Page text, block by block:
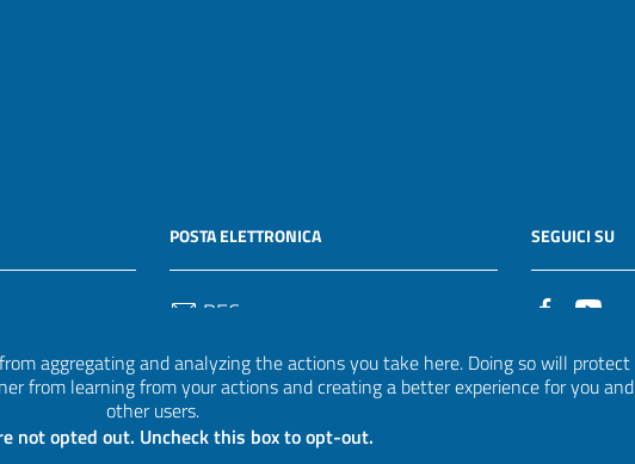
aggregating and analyzing the actions you take here. Doing so will protect
from learning from your actions and creating a better experience for you and
other users.
not opted out. Uncheck this box to opt-out.
POSTA ELETTRONICA
PEC
Email
uff.statistico@invalsi.it
SEGUICI SU